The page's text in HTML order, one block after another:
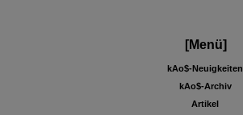
[Menü]
kAo$-Neuigkeiten
kAo$-Archiv
Artikel